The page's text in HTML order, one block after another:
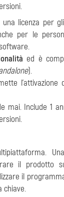
una licenza per
per le
ed è
).
mai. Include 1
il prodotto
il
chiave.